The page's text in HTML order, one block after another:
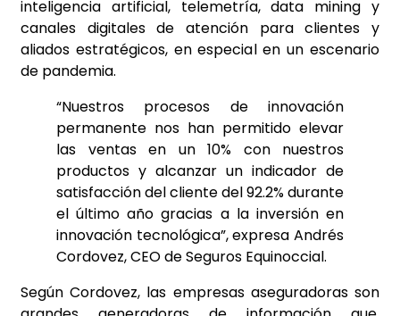
inteligencia artificial, telemetría, data mining y
canales digitales de atención para clientes y
aliados estratégicos, en especial en un escenario
de pandemia.
“Nuestros procesos de innovación
permanente nos han permitido elevar
las ventas en un 10% con nuestros
productos y alcanzar un indicador de
satisfacción del cliente del 92.2% durante
el último año gracias a la inversión en
innovación tecnológica”, expresa Andrés
Cordovez, CEO de Seguros Equinoccial.
Según Cordovez, las empresas aseguradoras son